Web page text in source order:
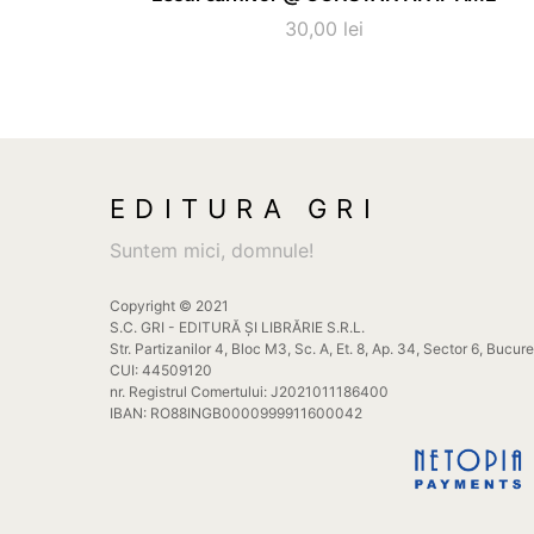
30,00 lei
EDITURA GRI
Suntem mici, domnule!
Copyright © 2021
S.C. GRI - EDITURĂ ȘI LIBRĂRIE S.R.L.
Str. Partizanilor 4, Bloc M3, Sc. A, Et. 8, Ap. 34, Sector 6,
CUI: 44509120
nr. Registrul Comertului: J2021011186400
IBAN: RO88INGB0000999911600042